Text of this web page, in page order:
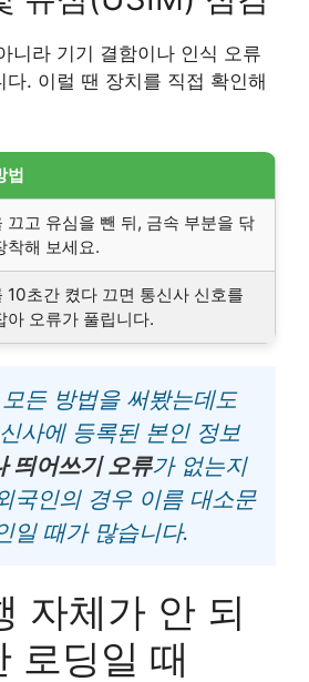
니라 기기 결함이나 인식 오류
. 이럴 땐 장치를 직접 확인해
법
끄고 유심을 뺀 뒤, 금속 부분을 닦
착해 보세요.
10초간 켰다 끄면 통신사 신호를
아 오류가 풀립니다.
모든 방법을 써봤는데도
사에 등록된 본인 정보
띄어쓰기 오류가 없는지
국인의 경우 이름 대소문
일 때가 많습니다.
자체가 안 되
로딩일 때